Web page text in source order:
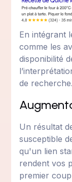
En intégrant
comme les
disponibilité
de recherche.
Un résultat
susceptible
qu'un lien
rendent vos
premier